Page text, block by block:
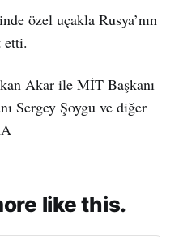
özel uçakla Rusya’nın
etti.
Akar ile MİT Başkanı
Sergey Şoygu ve diğer
like this.